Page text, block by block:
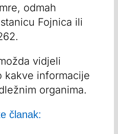
odmah
Fojnica ili
vidjeli
kakve informacije
organima.
članak: